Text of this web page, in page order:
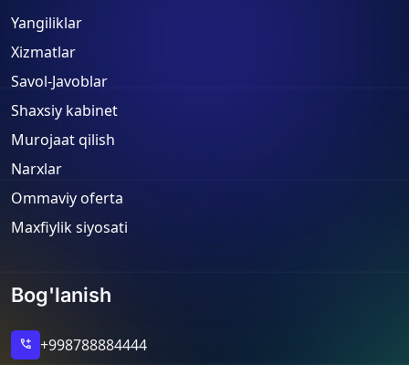
Yangiliklar
Xizmatlar
Savol-Javoblar
Shaxsiy kabinet
Murojaat qilish
Narxlar
Ommaviy oferta
Maxfiylik siyosati
Bog'lanish
add_call +998788884444